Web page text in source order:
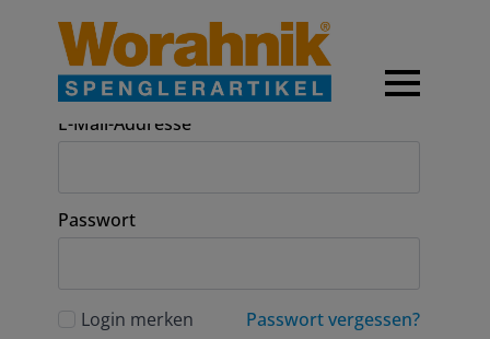
Anmeldung
E-Mail-Addresse
Passwort
Login merken Passwort vergessen?